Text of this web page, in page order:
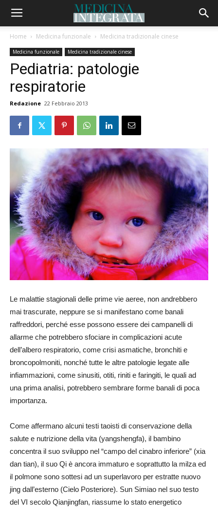
Home Medicina funzionale Medicina tradizionale cinese
Medicina funzionale Medicina tradizionale cinese
Pediatria: patologie
respiratorie
Redazione 22 Febbraio 2013
Le malattie stagionali delle prime vie aeree, non andrebbero
mai trascurate, neppure se si manifestano come banali
raffreddori, perché esse possono essere dei campanelli di
allarme che potrebbero sfociare in complicazioni acute
dell’albero respiratorio, come crisi asmatiche, bronchiti e
broncopolmoniti, nonché tutte le altre patologie legate alle
infiammazioni, come sinusiti, otiti, riniti e faringiti, le quali ad
una prima analisi, potrebbero sembrare forme banali di poca
importanza.
Come affermano alcuni testi taoisti di conservazione della
salute e nutrizione della vita (yangshengfa), il bambino
concentra il suo sviluppo nel “campo del cinabro inferiore” (xia
dan tian), il suo Qi è ancora immaturo e soprattutto la milza ed
il polmone sono sottesi ad un superlavoro per estratte nuovo
jing dall’esterno (Cielo Posteriore). Sun Simiao nel suo testo
del VI secolo Qianjingfan, riassume lo stato energetico